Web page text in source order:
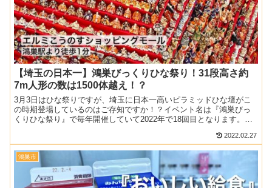
【埼玉の日本一】鴻巣びっくりひな祭り！31段高さ約
7m人形の数は1500体越え！？
3月3日はひな祭りですが、埼玉に日本一高いピラミッドひな壇がこ
の時期登場しているのはご存知ですか！？イベント名は『鴻巣びっ
くりひな祭り』で毎年開催していて2022年で18回目となります。圧
2022.02.27
鴻巣市